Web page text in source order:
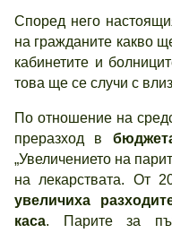
Според него
на гражданите какво
кабинетите и
това ще се случи с
По отношение на
преразход в
„Увеличението на
на лекарствата. От
увеличиха
каса. Парите за